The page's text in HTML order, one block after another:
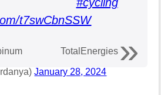
t7swCbnSSW
TotalEnergies
January 28, 2024